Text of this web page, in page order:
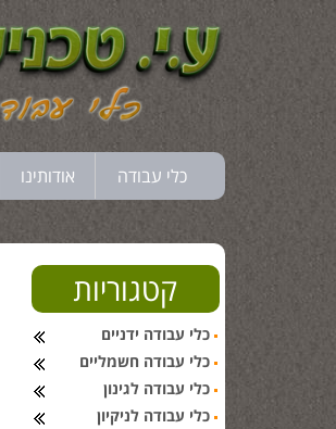
כלי עבודה אודותינו
קטגוריות
כלי עבודה ידניים
כלי עבודה חשמליים
כלי עבודה לגינון
כלי עבודה לניקיון